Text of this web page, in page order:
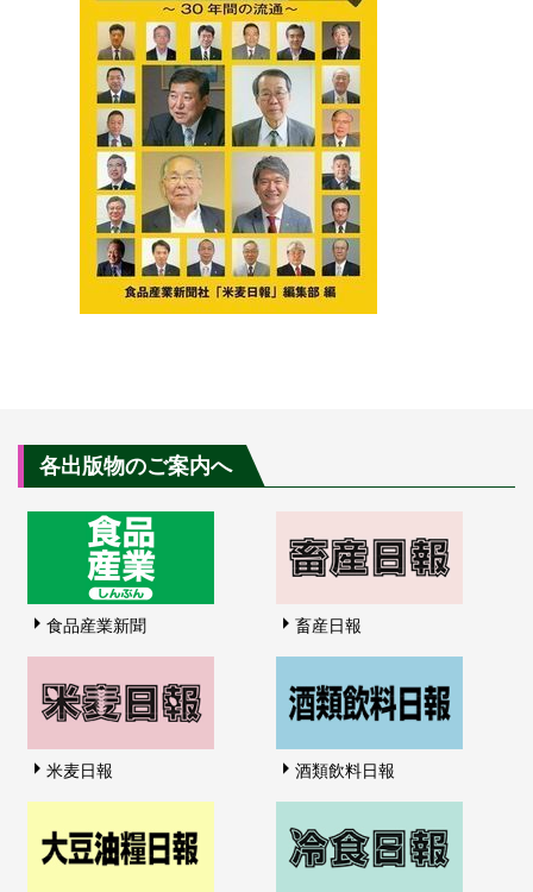
各出版物のご案内へ
食品産業新聞 畜産日報
米麦日報 酒類飲料日報